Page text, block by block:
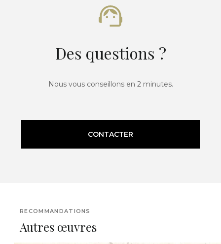
Des questions ?
Nous vous conseillons en 2 minutes.
CONTACTER
RECOMMANDATIONS
Autres œuvres